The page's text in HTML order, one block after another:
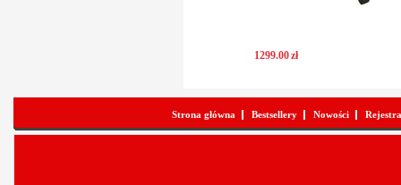
1299.00zł
Strona główna Bestsellery Nowości